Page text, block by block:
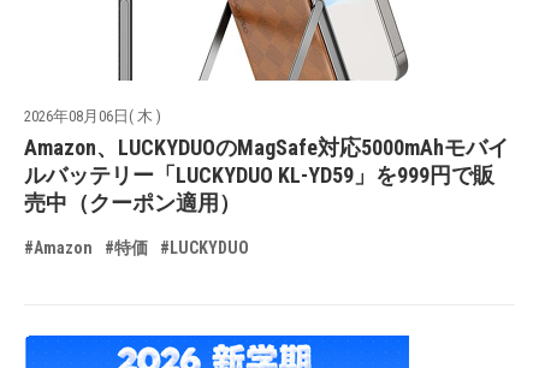
2026年08月06日( 木 )
Amazon、LUCKYDUOのMagSafe対応5000mAhモバイ
ルバッテリー「LUCKYDUO KL-YD59」を999円で販
売中（クーポン適用）
#Amazon #特価 #LUCKYDUO